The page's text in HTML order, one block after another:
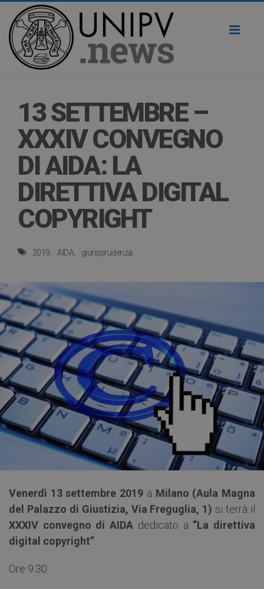
13 SETTEMBRE –
XXXIV CONVEGNO
DI AIDA: LA
DIRETTIVA DIGITAL
COPYRIGHT
2019 AIDA giurisprudenza
Venerdì 13 settembre 2019 a Milano (Aula Magna
del Palazzo di Giustizia, Via Freguglia, 1)si terrà il
XXXIV convegno di AIDA dedicato a “La direttiva
digital copyright”
Ore 9.30